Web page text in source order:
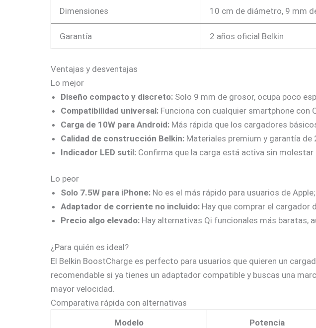
Dimensiones 10 cm de diámetro, 9 mm
Garantía 2 años oficial Belkin
Ventajas y desventajas
Lo mejor
Diseño compacto y discreto: Solo 9 mm de grosor, ocupa poco
Compatibilidad universal: Funciona con cualquier smartphone con
Carga de 10W para Android: Más rápida que los cargadores
Calidad de construcción Belkin: Materiales premium y garantía de
Indicador LED sutil: Confirma que la carga está activa sin molestar
Lo peor
Solo 7.5W para iPhone: No es el más rápido para usuarios de
Adaptador de corriente no incluido: Hay que comprar el cargador
Precio algo elevado: Hay alternativas Qi funcionales más baratas,
¿Para quién es ideal?
El Belkin BoostCharge es perfecto para usuarios que quieren un
recomendable si ya tienes un adaptador compatible y buscas una
mayor velocidad.
Comparativa rápida con alternativas
Modelo
Potencia